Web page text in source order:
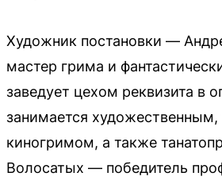
Художник постановки —
мастер грима и
заведует цехом реквизита в
занимается
киногримом, а также
Волосатых — победитель